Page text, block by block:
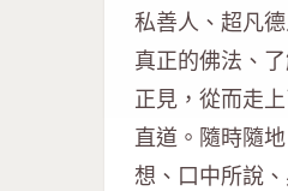
私善人、超凡
真正的佛法、
正見，從而走
直道。隨時隨
想、口中所說